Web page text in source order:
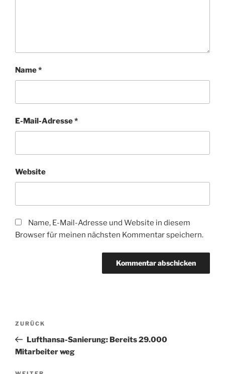
Name*
E-Mail-Adresse*
Website
Name, E-Mail-Adresse und Website in diesem
Browser für meinen nächsten Kommentar speichern.
Beitragsnavigation
Vorheriger
Beitrag
ZURÜCK
Lufthansa-Sanierung: Bereits 29.000
Mitarbeiter weg